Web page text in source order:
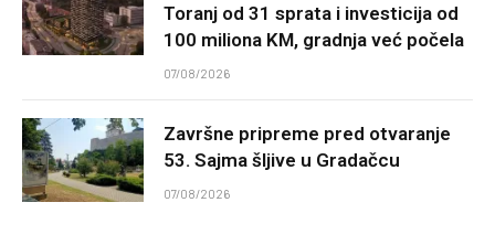
Toranj od 31 sprata i investicija od
100 miliona KM, gradnja već počela
07/08/2026
Završne pripreme pred otvaranje
53. Sajma šljive u Gradačcu
07/08/2026